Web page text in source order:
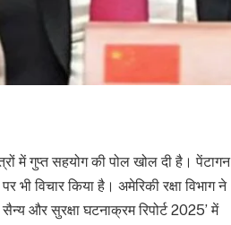
में गुप्त सहयोग की पोल खोल दी है। पेंटागन
विचार किया है। अमेरिकी रक्षा विभाग ने
और सुरक्षा घटनाक्रम रिपोर्ट 2025’ में